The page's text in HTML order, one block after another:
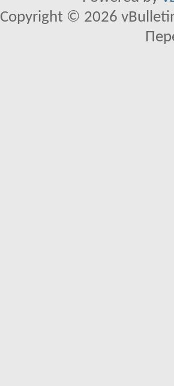
Copyright © 2026